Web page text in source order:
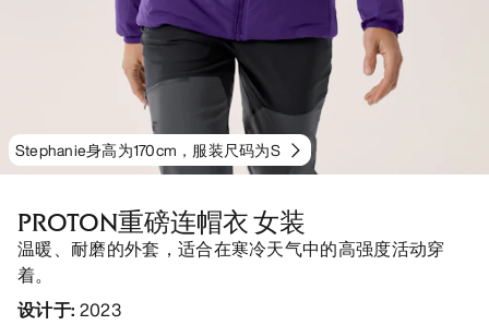
Stephanie身高为170cm，服装尺码为S
PROTON重磅连帽衣 女装
温暖、耐磨的外套，适合在寒冷天气中的高强度活动穿
着。
设计于: 2023